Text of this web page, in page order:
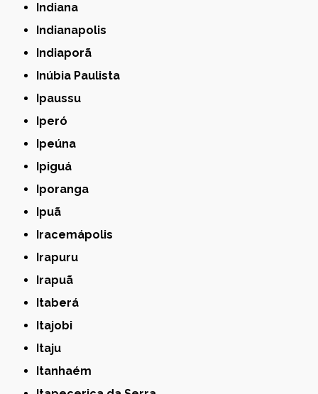
Indiana
Indianapolis
Indiaporã
Inúbia Paulista
Ipaussu
Iperó
Ipeúna
Ipiguá
Iporanga
Ipuã
Iracemápolis
Irapuru
Irapuã
Itaberá
Itajobi
Itaju
Itanhaém